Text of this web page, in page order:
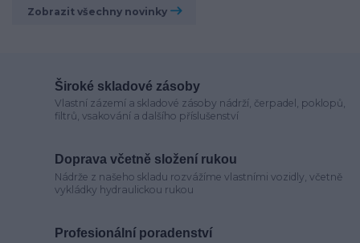
Zobrazit všechny novinky
Široké skladové zásoby
Vlastní zázemí a skladové zásoby nádrží, čerpadel, poklopů,
filtrů, vsakování a dalšího příslušenství
Doprava včetně složení rukou
Nádrže z našeho skladu rozvážíme vlastními vozidly, včetně
vykládky hydraulickou rukou
Profesionální poradenství